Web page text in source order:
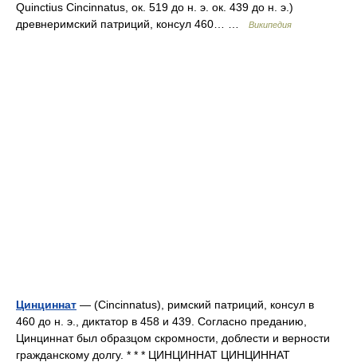
Quinctius Cincinnatus, ок. 519 до н. э. ок. 439 до н. э.)
древнеримский патриций, консул 460… …
Википедия
Цинциннат — (Cincinnatus), римский патриций, консул в
460 до н. э., диктатор в 458 и 439. Согласно преданию,
Цинциннат был образцом скромности, доблести и верности
гражданскому долгу. * * * ЦИНЦИННАТ ЦИНЦИННАТ